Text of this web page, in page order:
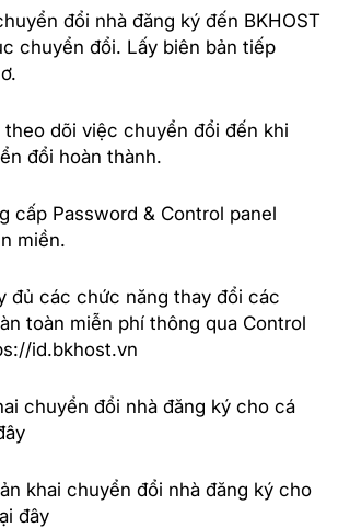
đổi nhà đăng ký đến BKHOST
chuyển đổi. Lấy biên bản tiếp
theo dõi việc chuyển đổi đến khi
đổi hoàn thành.
cấp Password & Control panel
miền.
đủ các chức năng thay đổi các
toàn miễn phí thông qua Control
id.bkhost.vn
chuyển đổi nhà đăng ký cho cá
khai chuyển đổi nhà đăng ký cho
đây